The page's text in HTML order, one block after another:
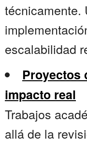
técnicamente.
escalabilidad
Proyectos
impacto real
Trabajos
allá de la